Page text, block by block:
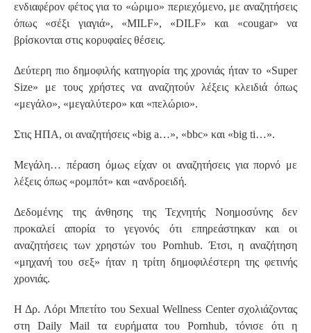
ενδιαφέρον φέτος για το «ώριμο» περιεχόμενο, με αναζητήσεις
όπως «σέξι γιαγιά», «MILF», «DILF» και «cougar» να
βρίσκονται στις κορυφαίες θέσεις.
Δεύτερη πιο δημοφιλής κατηγορία της χρονιάς ήταν το «Super
Size» με τους χρήστες να αναζητούν λέξεις κλειδιά όπως
«μεγάλο», «μεγαλύτερο» και «πελώριο».
Στις ΗΠΑ, οι αναζητήσεις «big a…», «bbc» και «big ti…».
Μεγάλη… πέραση όμως είχαν οι αναζητήσεις για πορνό με
λέξεις όπως «ρομπότ» και «ανδροειδή.
Δεδομένης της άνθησης της Τεχνητής Νοημοσύνης δεν
προκαλεί απορία το γεγονός ότι επηρεάστηκαν και οι
αναζητήσεις των χρηστών του Pornhub. Έτσι, η αναζήτηση
«μηχανή του σεξ» ήταν η τρίτη δημοφιλέστερη της φετινής
χρονιάς.
Η Δρ. Λόρι Μπετίτο του Sexual Wellness Center σχολιάζοντας
στη Daily Mail τα ευρήματα του Pornhub, τόνισε ότι η